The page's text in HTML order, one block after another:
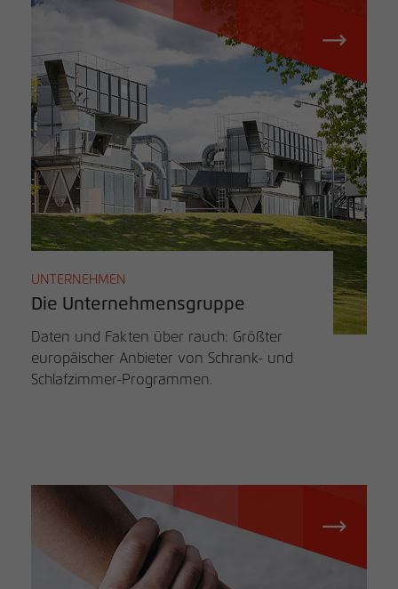
UNTERNEHMEN
Die Unternehmensgruppe
Daten und Fakten über rauch: Größter
europäischer Anbieter von Schrank- und
Schlafzimmer-Programmen.